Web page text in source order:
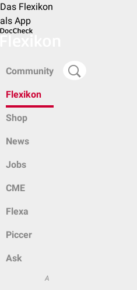
Das Flexikon
als App
Community
Flexikon
Shop
News
Jobs
CME
Flexa
Piccer
Ask
A